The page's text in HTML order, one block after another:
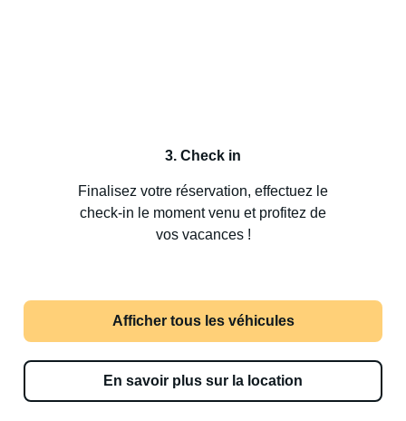
3. Check in
Finalisez votre réservation, effectuez le
check-in le moment venu et profitez de
vos vacances !
Afficher tous les véhicules
En savoir plus sur la location